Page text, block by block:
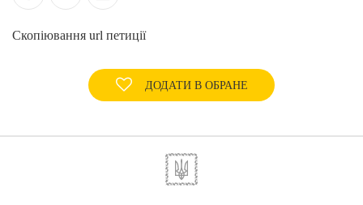
Скопіювання url петиції
ДОДАТИ В ОБРАНЕ